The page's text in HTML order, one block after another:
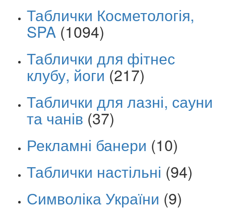
Таблички Косметологія,
SPA (1094)
Таблички для фітнес
клубу, йоги (217)
Таблички для лазні, сауни
та чанів (37)
Рекламні банери (10)
Таблички настільні (94)
Символіка України (9)